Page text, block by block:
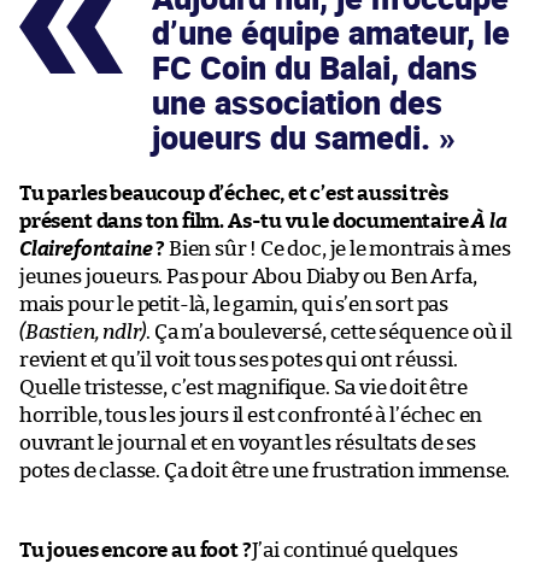
d’une équipe amateur, le
FC Coin du Balai, dans
une association des
joueurs du samedi.
Tu parles beaucoup d’échec, et c’est aussi très
présent dans ton film. As-tu vu le documentaireÀ la
Clairefontaine? Bien sûr ! Ce doc, je le montrais à mes
jeunes joueurs. Pas pour Abou Diaby ou Ben Arfa,
mais pour le petit-là, le gamin, qui s’en sort pas
(Bastien, ndlr). Ça m’a bouleversé, cette séquence où il
revient et qu’il voit tous ses potes qui ont réussi.
Quelle tristesse, c’est magnifique. Sa vie doit être
horrible, tous les jours il est confronté à l’échec en
ouvrant le journal et en voyant les résultats de ses
potes de classe. Ça doit être une frustration immense.
Tu joues encore au foot ?J’ai continué quelques